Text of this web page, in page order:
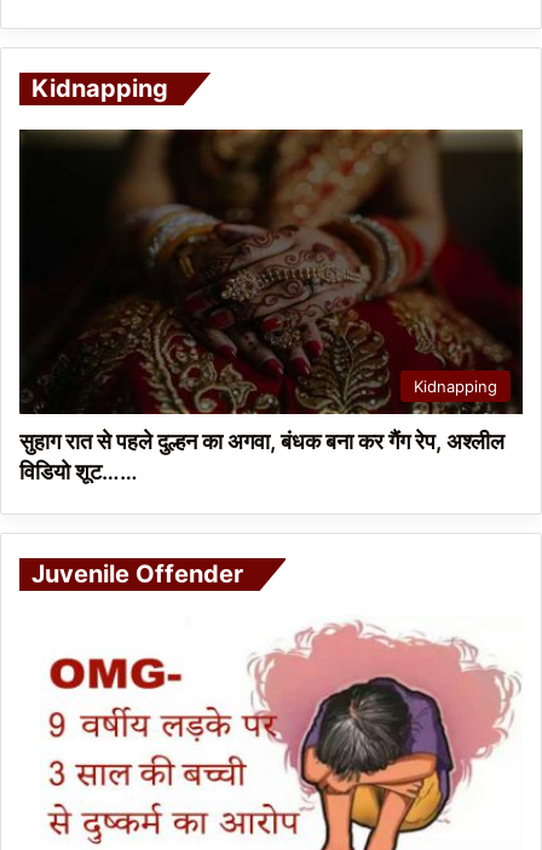
Kidnapping
Kidnapping
सुहाग रात से पहले दुल्हन का अगवा, बंधक बना कर गैंग रेप, अश्लील
विडियो शूट……
Juvenile Offender